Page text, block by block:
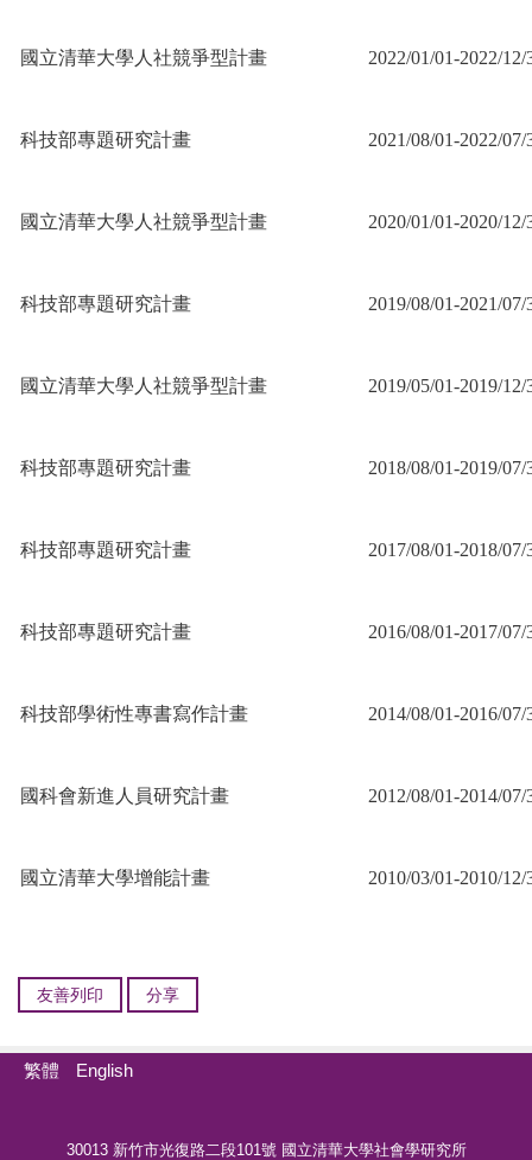
國立清華大學人社競爭型計畫 2022/01/01-2022/12/
科技部專題研究計畫 2021/08/01-2022/07/
國立清華大學人社競爭型計畫 2020/01/01-2020/12/
科技部專題研究計畫 2019/08/01-2021/07/
國立清華大學人社競爭型計畫 2019/05/01-2019/12/
科技部專題研究計畫 2018/08/01-2019/07/
科技部專題研究計畫 2017/08/01-2018/07/
科技部專題研究計畫 2016/08/01-2017/07/
科技部學術性專書寫作計畫 2014/08/01-2016/07/
國科會新進人員研究計畫 2012/08/01-2014/07/
國立清華大學增能計畫 2010/03/01-2010/12/
友善列印 分享
繁體 English
30013 新竹市光復路二段101號 國立清華大學社會學研究所